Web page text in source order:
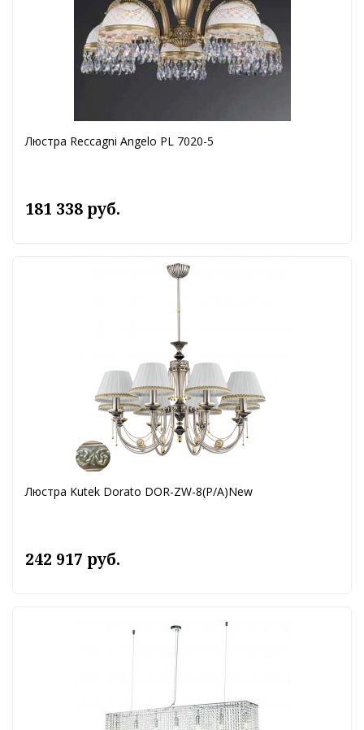
Люстра Reccagni Angelo PL 7020-5
181 338 руб.
Люстра Kutek Dorato DOR-ZW-8(P/A)New
242 917 руб.